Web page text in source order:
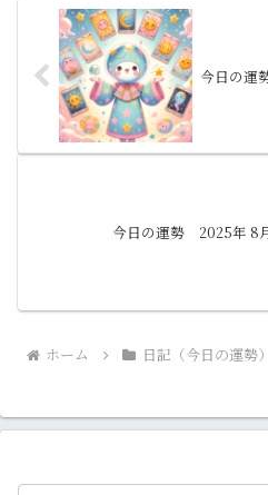
今日の運
今日の運勢 2025年 8
ホーム 日記（今日の運勢）